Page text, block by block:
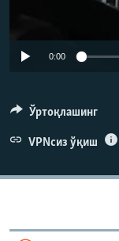
0:00
Ўртоқлашинг
VPNсиз ўқиш